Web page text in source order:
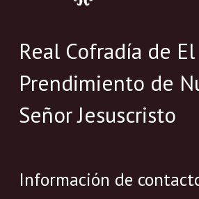
Real Cofradía de El
Prendimiento de
Señor Jesuscristo
Información de